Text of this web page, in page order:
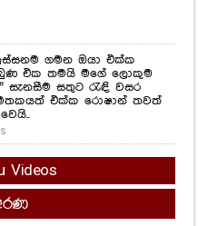
ගමන ඔයා එක්ක
එක තමයි මගේ ලොකුම
සැනසීම සතුට රැඳි වසර
එක්ක රොෂාන් තවත්
Videos